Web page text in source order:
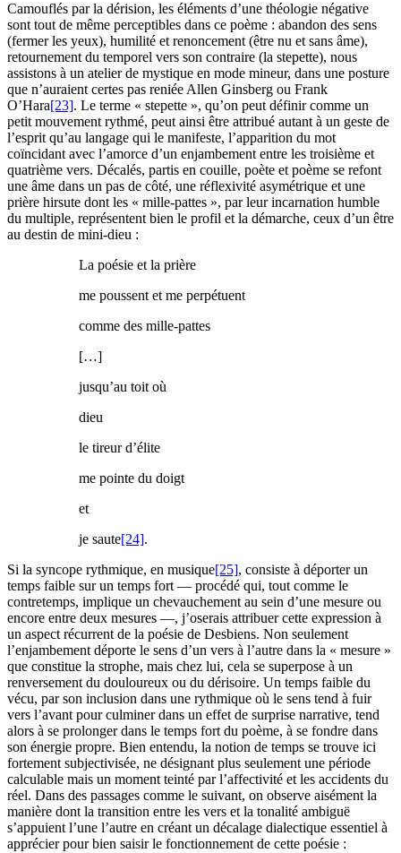
Camouflés par la dérision, les éléments d’une théologie négative
sont tout de même perceptibles dans ce poème : abandon des sens
(fermer les yeux), humilité et renoncement (être nu et sans âme),
retournement du temporel vers son contraire (la stepette), nous
assistons à un atelier de mystique en mode mineur, dans une posture
que n’auraient certes pas reniée Allen Ginsberg ou Frank
O’Hara[23]. Le terme « stepette », qu’on peut définir comme un
petit mouvement rythmé, peut ainsi être attribué autant à un geste de
l’esprit qu’au langage qui le manifeste, l’apparition du mot
coïncidant avec l’amorce d’un enjambement entre les troisième et
quatrième vers. Décalés, partis en couille, poète et poème se refont
une âme dans un pas de côté, une réflexivité asymétrique et une
prière hirsute dont les « mille-pattes », par leur incarnation humble
du multiple, représentent bien le profil et la démarche, ceux d’un être
au destin de mini-dieu :
La poésie et la prière
me poussent et me perpétuent
comme des mille-pattes
[…]
jusqu’au toit où
dieu
le tireur d’élite
me pointe du doigt
et
je saute[24].
Si la syncope rythmique, en musique[25], consiste à déporter un
temps faible sur un temps fort — procédé qui, tout comme le
contretemps, implique un chevauchement au sein d’une mesure ou
encore entre deux mesures —, j’oserais attribuer cette expression à
un aspect récurrent de la poésie de Desbiens. Non seulement
l’enjambement déporte le sens d’un vers à l’autre dans la « mesure »
que constitue la strophe, mais chez lui, cela se superpose à un
renversement du douloureux ou du dérisoire. Un temps faible du
vécu, par son inclusion dans une rythmique où le sens tend à fuir
vers l’avant pour culminer dans un effet de surprise narrative, tend
alors à se prolonger dans le temps fort du poème, à se fondre dans
son énergie propre. Bien entendu, la notion de temps se trouve ici
fortement subjectivisée, ne désignant plus seulement une période
calculable mais un moment teinté par l’affectivité et les accidents du
réel. Dans des passages comme le suivant, on observe aisément la
manière dont la transition entre les vers et la tonalité ambiguë
s’appuient l’une l’autre en créant un décalage dialectique essentiel à
apprécier pour bien saisir le fonctionnement de cette poésie :